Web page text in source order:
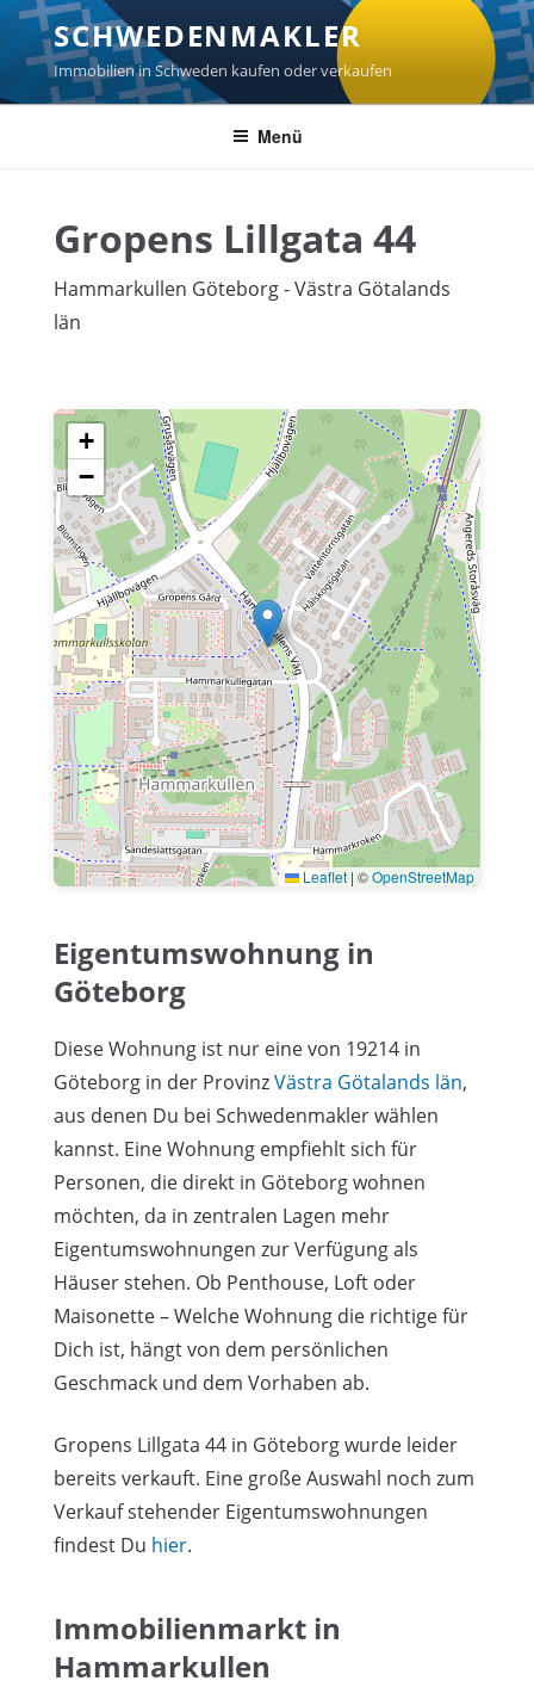
Zum
Inhalt
springen
SCHWEDENMAKLER
Immobilien in Schweden kaufen oder verkaufen
Menü
Gropens Lillgata 44
Hammarkullen Göteborg - Västra Götalands
län
+
−
Leaflet | ©OpenStreetMap
Eigentumswohnung in
Göteborg
Diese Wohnung ist nur eine von 19214 in
Göteborg in der ProvinzVästra Götalands län,
aus denen Du bei Schwedenmakler wählen
kannst. Eine Wohnung empfiehlt sich für
Personen, die direkt in Göteborg wohnen
möchten, da in zentralen Lagen mehr
Eigentumswohnungen zur Verfügung als
Häuser stehen. Ob Penthouse, Loft oder
Maisonette – Welche Wohnung die richtige für
Dich ist, hängt von dem persönlichen
Geschmack und dem Vorhaben ab.
Gropens Lillgata 44 in Göteborg wurde leider
bereits verkauft. Eine große Auswahl noch zum
Verkauf stehender Eigentumswohnungen
findest Du hier.
Immobilienmarkt in
Hammarkullen